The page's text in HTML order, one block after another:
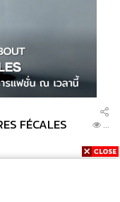
FÉCALES ...